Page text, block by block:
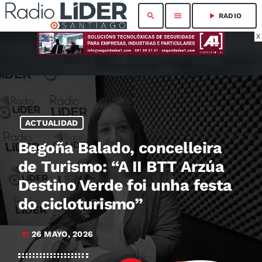
X
search menu play_arrow RADIO
ACTUALIDAD
Begoña Balado, concelleira
de Turismo: “A II BTT Arzúa
Destino Verde foi unha festa
do cicloturismo”
today 26 MAYO, 2026